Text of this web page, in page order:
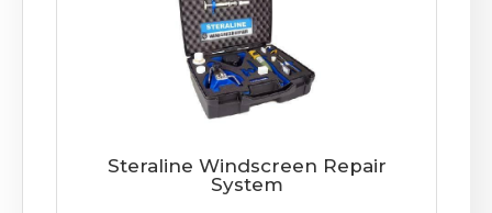
Steraline Windscreen Repair
System